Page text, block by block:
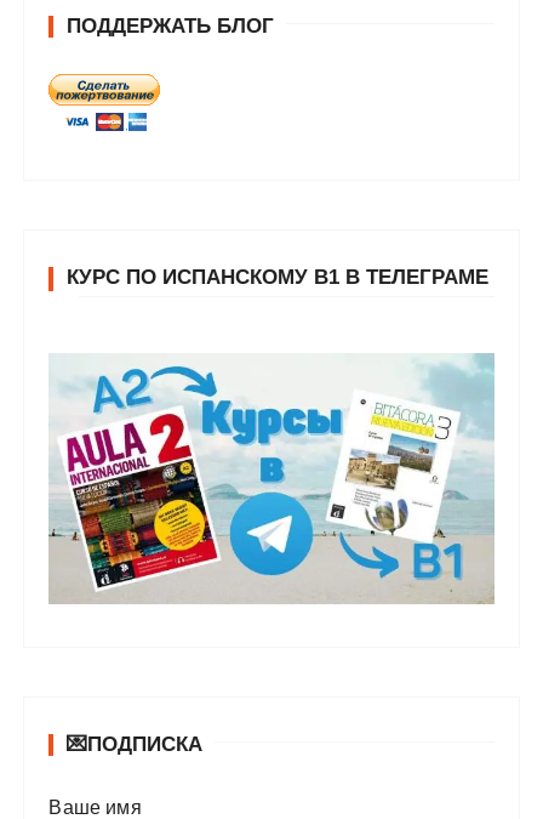
ПОДДЕРЖАТЬ БЛОГ
КУРС ПО ИСПАНСКОМУ В1 В ТЕЛЕГРАМЕ
💌ПОДПИСКА
Ваше имя